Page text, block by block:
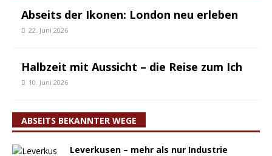
Abseits der Ikonen: London neu erleben
22. Juni 2026
Halbzeit mit Aussicht – die Reise zum Ich
10. Juni 2026
ABSEITS BEKANNTER WEGE
Leverkusen – mehr als nur Industrie